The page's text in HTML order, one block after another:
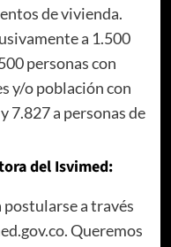
de vivienda.
a 1.500
personas con
y/o población con
7.827 a personas de
del Isvimed:
postularse a través
Queremos